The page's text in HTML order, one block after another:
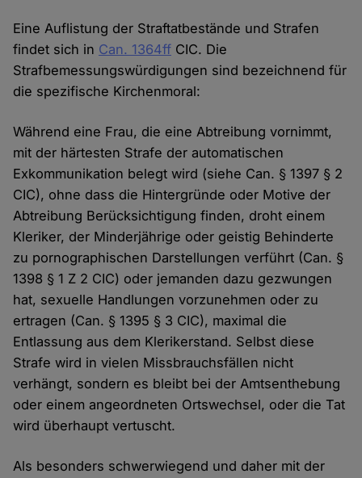
Eine Auflistung der Straftatbestände und Strafen
findet sich in Can. 1364ff CIC. Die
Strafbemessungswürdigungen sind bezeichnend für
die spezifische Kirchenmoral:
Während eine Frau, die eine Abtreibung vornimmt,
mit der härtesten Strafe der automatischen
Exkommunikation belegt wird (siehe Can. § 1397 § 2
CIC), ohne dass die Hintergründe oder Motive der
Abtreibung Berücksichtigung finden, droht einem
Kleriker, der Minderjährige oder geistig Behinderte
zu pornographischen Darstellungen verführt (Can. §
1398 § 1 Z 2 CIC) oder jemanden dazu gezwungen
hat, sexuelle Handlungen vorzunehmen oder zu
ertragen (Can. § 1395 § 3 CIC), maximal die
Entlassung aus dem Klerikerstand. Selbst diese
Strafe wird in vielen Missbrauchsfällen nicht
verhängt, sondern es bleibt bei der Amtsenthebung
oder einem angeordneten Ortswechsel, oder die Tat
wird überhaupt vertuscht.
Als besonders schwerwiegend und daher mit der